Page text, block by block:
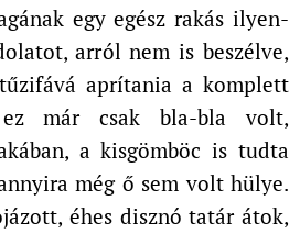
egy egész rakás ilyen-
arról nem is beszélve,
aprítania a komplett
már csak bla-bla volt,
a kisgömböc is tudta
még ő sem volt hülye.
éhes disznó tatár átok,